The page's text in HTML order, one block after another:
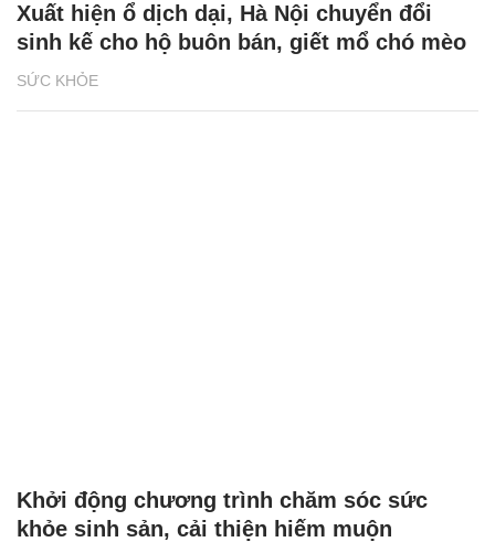
SỨC KHỎE
Xuất hiện ổ dịch dại, Hà Nội chuyển đổi
sinh kế cho hộ buôn bán, giết mổ chó mèo
Khởi động chương trình chăm sóc sức
khỏe sinh sản, cải thiện hiếm muộn